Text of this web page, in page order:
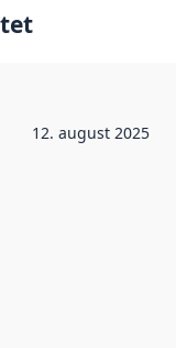
ble
12. august 2025